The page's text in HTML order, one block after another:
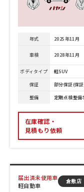
年式 2025年11月
車検 2028年11月
ボディタイプ
軽SUV
保証
部分保証(保
整備
定期点検整備
在庫確認・
見積もり依頼
届出済未使用車
軽自動車
倉敷店